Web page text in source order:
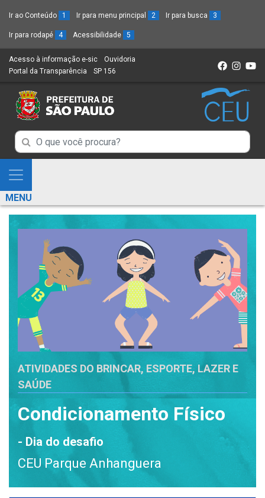
Ir ao Conteúdo 1 Ir para menu principal 2 Ir para busca 3
Ir para rodapé 4 Acessibilidade 5
Acesso à informação e-sic (Link
para
novo
sítio)
Ouvidoria
Portal da Transparência (Link
um
novo
SP 156
Campo
de
Busca
de
informações
Campo
de
de
informações
Mostra
e
Esconde
Menu
MENU
ATIVIDADES DO BRINCAR, ESPORTE, LAZER E
SAÚDE
Condicionamento Físico
- Dia do desafio
CEU Parque Anhanguera